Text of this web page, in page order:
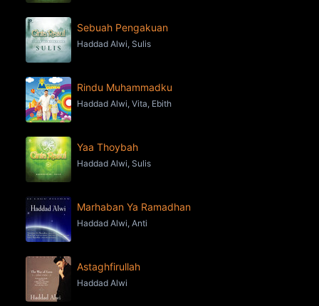
Sebuah Pengakuan
Haddad Alwi, Sulis
Rindu Muhammadku
Haddad Alwi, Vita, Ebith
Yaa Thoybah
Haddad Alwi, Sulis
Marhaban Ya Ramadhan
Haddad Alwi, Anti
Astaghfirullah
Haddad Alwi